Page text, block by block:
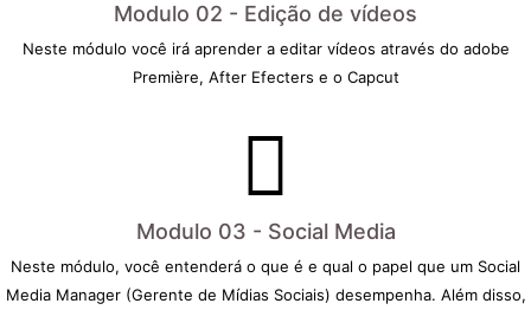
Modulo 02 - Edição de vídeos
Neste módulo você irá aprender a editar vídeos através do adobe
Première, After Efecters e o Capcut
Modulo 03 - Social Media
Neste módulo, você entenderá o que é e qual o papel que um Social
Media Manager (Gerente de Mídias Sociais) desempenha. Além disso,